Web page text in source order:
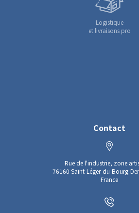
Logistique
et livraisons pro
Contact
Rue de l'industrie, zone
76160 Saint-Léger-du-Bourg-
France